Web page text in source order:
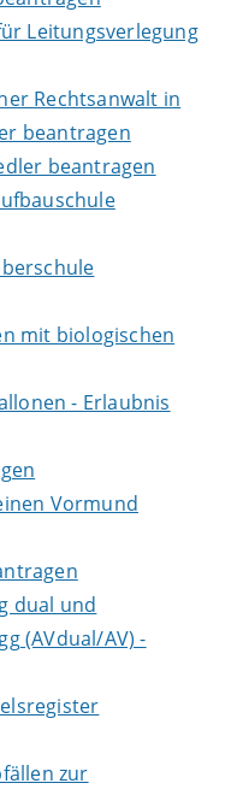
Leitungsverlegung
Rechtsanwalt in
beantragen
beantragen
mit biologischen
- Erlaubnis
Vormund
dual und
(AVdual/AV) -
zur